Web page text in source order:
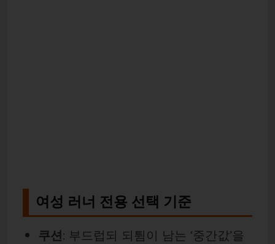
여성 러너 전용 선택 기준
쿠션: 부드럽되 되튐이 남는 ‘중간값’을